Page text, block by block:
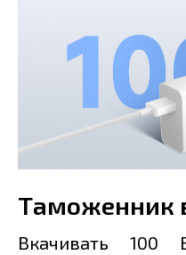
Таможенник
Вкачивать 100